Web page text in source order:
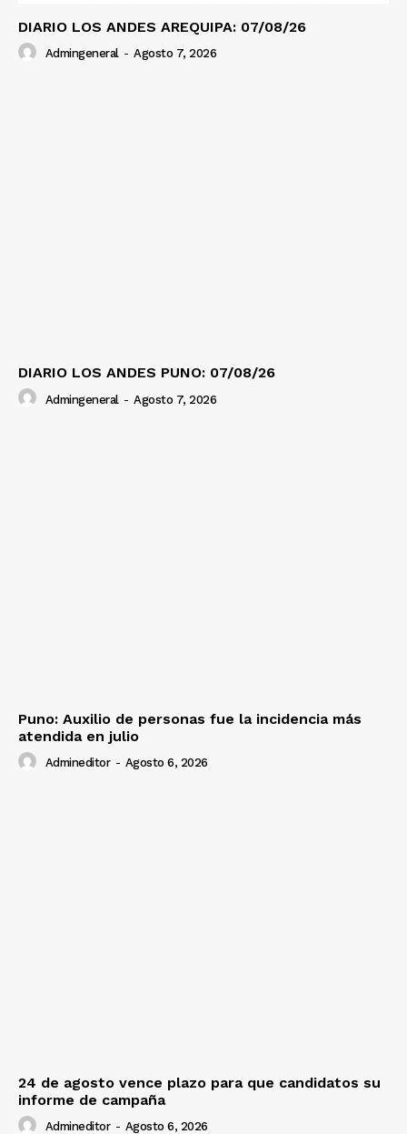
Diario los Andes
DIARIO LOS ANDES AREQUIPA: 07/08/26
Admingeneral - Agosto 7, 2026
DIARIO LOS ANDES PUNO: 07/08/26
Admingeneral - Agosto 7, 2026
Puno: Auxilio de personas fue la incidencia más
atendida en julio
Admineditor - Agosto 6, 2026
24 de agosto vence plazo para que candidatos su
informe de campaña
Admineditor - Agosto 6, 2026